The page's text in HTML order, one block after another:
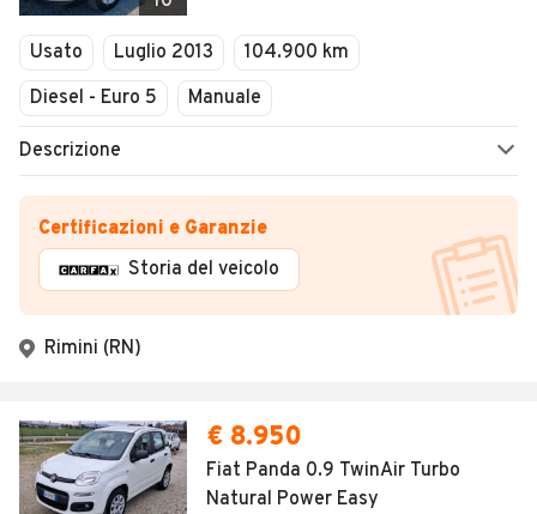
Usato Luglio 2013
104.900 km
Diesel - Euro 5
Manuale
Descrizione
Certificazioni e Garanzie
Storia del veicolo
Rimini (RN)
€ 8.950
Fiat Panda 0.9 TwinAir Turbo
Natural Power Easy